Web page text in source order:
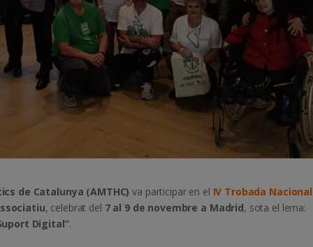
de Catalunya (AMTHC) va participar en el IV Trobada
, celebrat del 7 al 9 de novembre a Madrid, sota el lema:
Digital”.